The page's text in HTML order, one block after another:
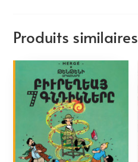
Produits similaires